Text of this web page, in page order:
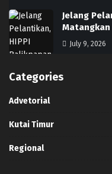
Jelang
Matangkan
July 9, 2026
Categories
Advetorial
Kutai Timur
Regional